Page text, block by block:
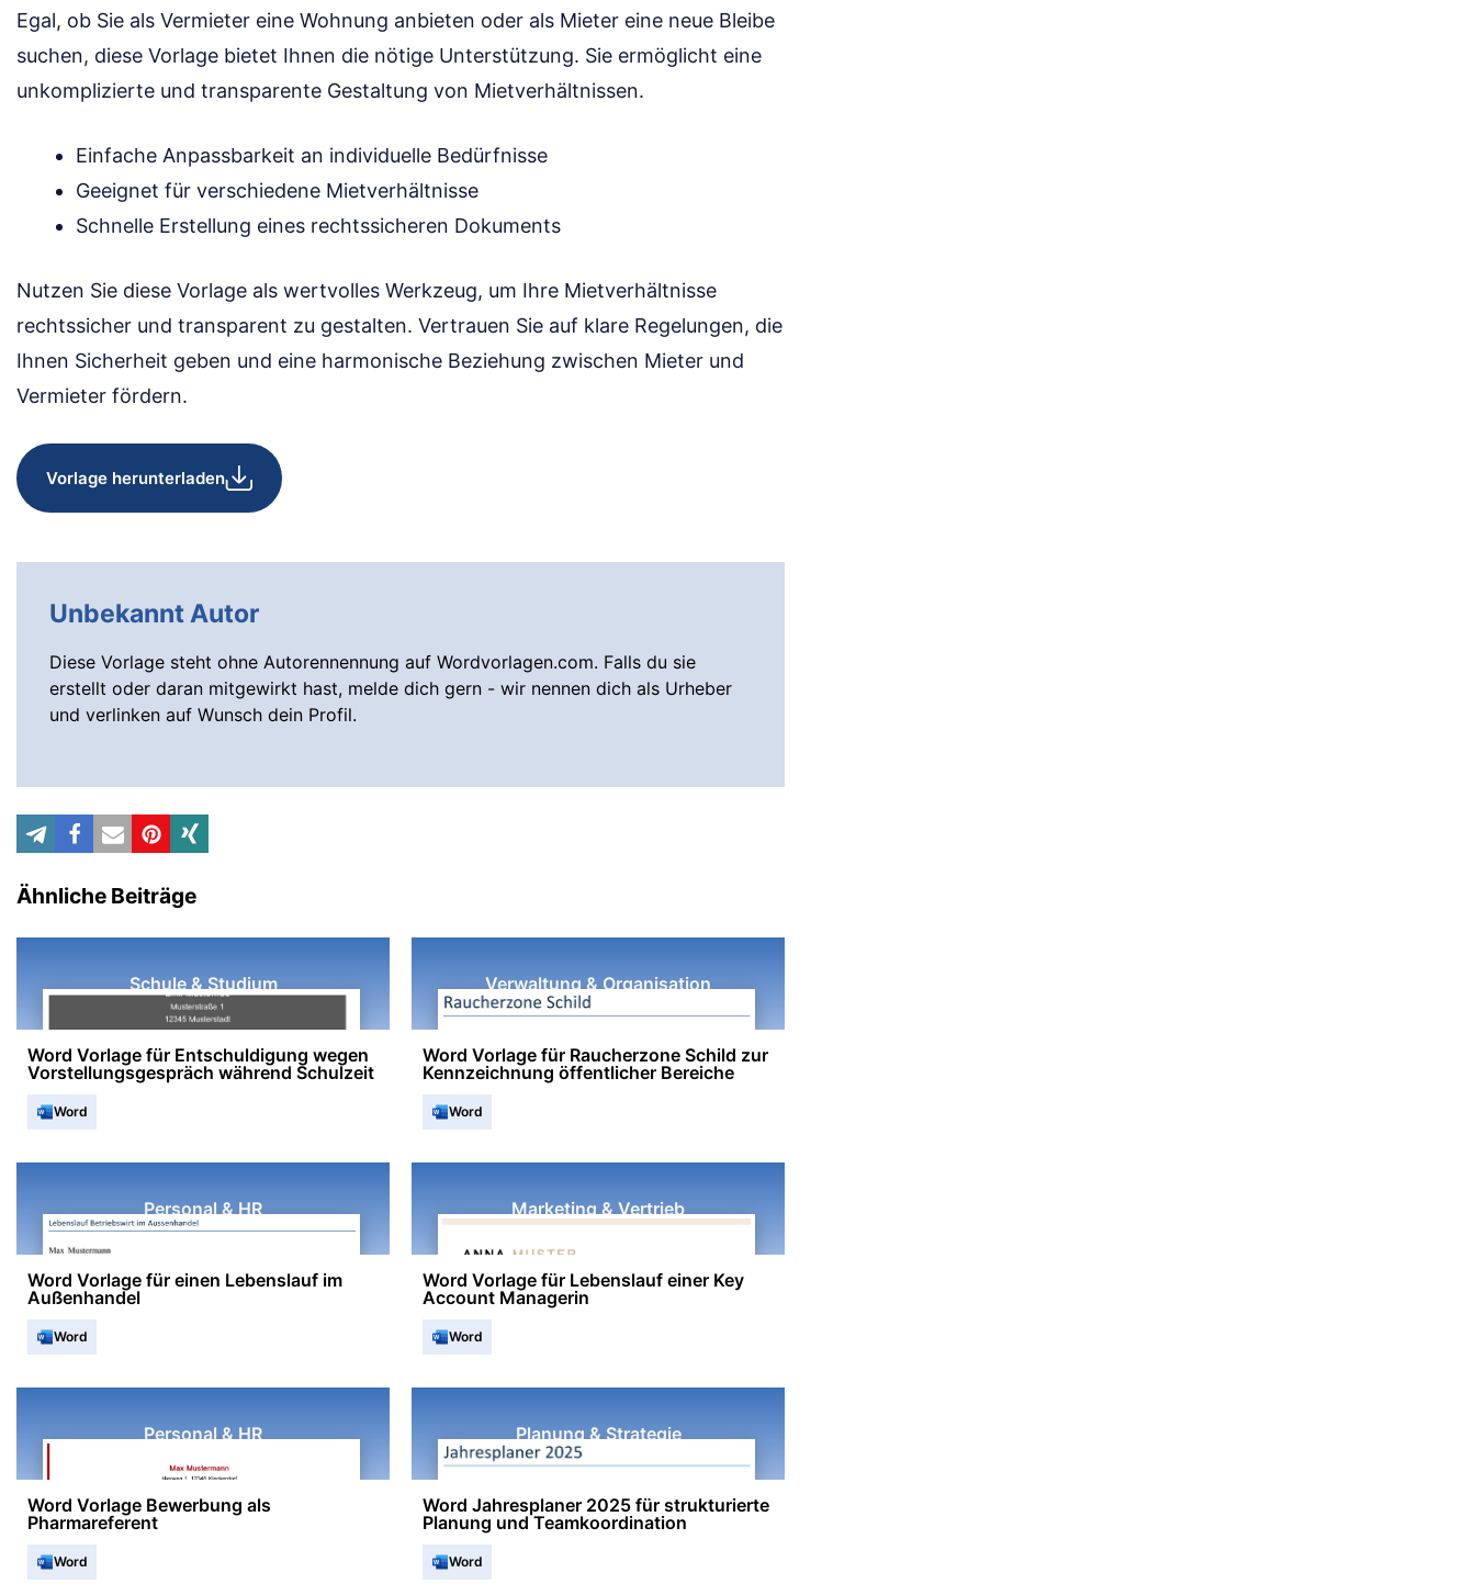
Egal, ob Sie als Vermieter eine Wohnung anbieten oder als Mieter eine neue Bleibe
suchen, diese Vorlage bietet Ihnen die nötige Unterstützung. Sie ermöglicht eine
unkomplizierte und transparente Gestaltung von Mietverhältnissen.
Einfache Anpassbarkeit an individuelle Bedürfnisse
Geeignet für verschiedene Mietverhältnisse
Schnelle Erstellung eines rechtssicheren Dokuments
Nutzen Sie diese Vorlage als wertvolles Werkzeug, um Ihre Mietverhältnisse
rechtssicher und transparent zu gestalten. Vertrauen Sie auf klare Regelungen, die
Ihnen Sicherheit geben und eine harmonische Beziehung zwischen Mieter und
Vermieter fördern.
Vorlage herunterladen
Unbekannt Autor
Diese Vorlage steht ohne Autorennennung auf Wordvorlagen.com. Falls du sie
erstellt oder daran mitgewirkt hast, melde dich gern - wir nennen dich als Urheber
und verlinken auf Wunsch dein Profil.
Ähnliche Beiträge
Schule & Studium
Word Vorlage für Entschuldigung wegen
Vorstellungsgespräch während Schulzeit
Word
Verwaltung & Organisation
Word Vorlage für Raucherzone Schild zur
Kennzeichnung öffentlicher Bereiche
Word
Personal & HR
Word Vorlage für einen Lebenslauf im
Außenhandel
Word
Marketing & Vertrieb
Word Vorlage für Lebenslauf einer Key
Account Managerin
Word
Personal & HR
Word Vorlage Bewerbung als
Pharmareferent
Word
Planung & Strategie
Word Jahresplaner 2025 für strukturierte
Planung und Teamkoordination
Word